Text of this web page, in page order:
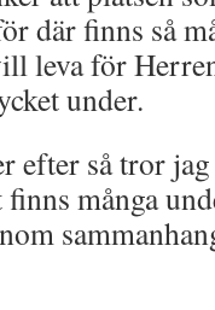
där finns så
leva för
under.
efter så tror
många